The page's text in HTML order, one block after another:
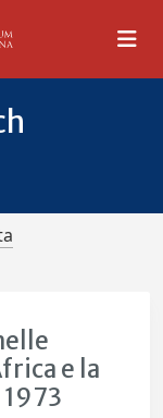
e la